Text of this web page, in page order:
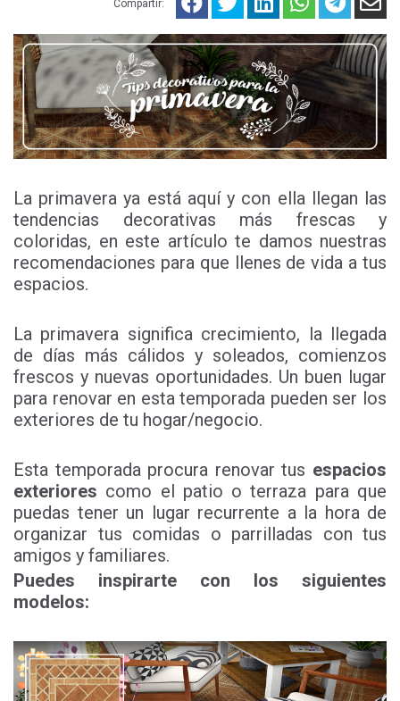
Compartir:
La primavera ya está aquí y con ella llegan las
tendencias decorativas más frescas y
coloridas, en este artículo te damos nuestras
recomendaciones para que llenes de vida a tus
espacios.
La primavera significa crecimiento, la llegada
de días más cálidos y soleados, comienzos
frescos y nuevas oportunidades. Un buen lugar
para renovar en esta temporada pueden ser los
exteriores de tu hogar/negocio.
Esta temporada procura renovar tus espacios
exteriores como el patio o terraza para que
puedas tener un lugar recurrente a la hora de
organizar tus comidas o parrilladas con tus
amigos y familiares.
Puedes inspirarte con los siguientes
modelos: